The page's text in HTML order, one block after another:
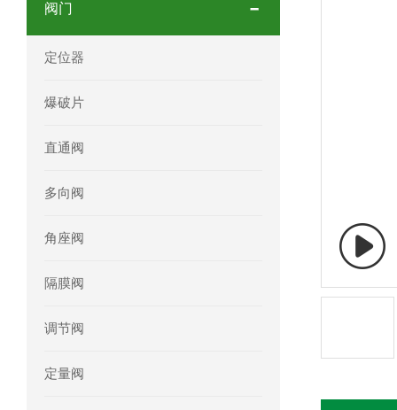
OEMER电机QLS 180M环保农业领域
mini motor电机MC230P3T 20- B参数
阀门
定位器
爆破片
直通阀
多向阀
角座阀
隔膜阀
调节阀
定量阀